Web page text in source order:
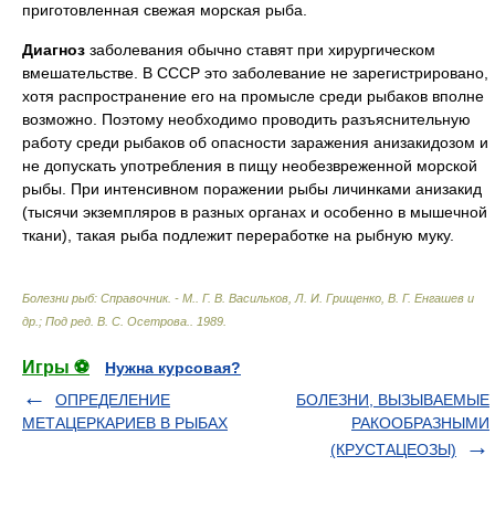
приготовленная свежая морская рыба.
Диагноз заболевания обычно ставят при хирургическом
вмешательстве. В СССР это заболевание не зарегистрировано,
хотя распространение его на промысле среди рыбаков вполне
возможно. Поэтому необходимо проводить разъяснительную
работу среди рыбаков об опасности заражения анизакидозом и
не допускать употребления в пищу необезвреженной морской
рыбы. При интенсивном поражении рыбы личинками анизакид
(тысячи экземпляров в разных органах и особенно в мышечной
ткани), такая рыба подлежит переработке на рыбную муку.
Болезни рыб: Справочник. - М.
Г. В. Васильков, Л. И. Грищенко, В. Г. Енгашев и
др.; Под ред. В. С. Осетрова.
1989
Игры ⚽
Нужна курсовая?
ОПРЕДЕЛЕНИЕ
МЕТАЦЕРКАРИЕВ В РЫБАХ
БОЛЕЗНИ, ВЫЗЫВАЕМЫЕ
РАКООБРАЗНЫМИ
(КРУСТАЦЕОЗЫ)